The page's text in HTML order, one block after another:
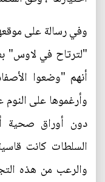
وفي رسالة على
أنهم "وضعوا
وأرغموها على
دون أوراق صحية
السلطات كانت
والرعب من هذه